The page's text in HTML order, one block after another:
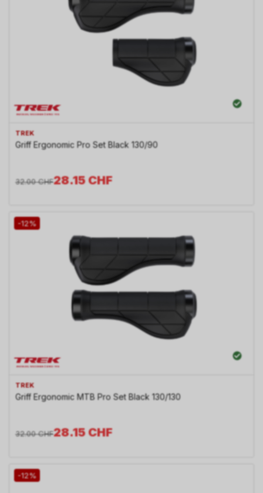
TREK
Griff Ergonomic Pro Set Black 130/90
28.15CHF
32.00 CHF
-12%
TREK
Griff Ergonomic MTB Pro Set Black 130/130
28.15CHF
32.00 CHF
-12%